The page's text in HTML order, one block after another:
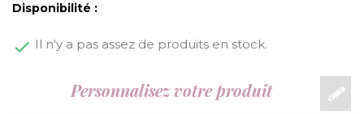
Disponibilité :
Il n'y a pas assez de produits en stock.
Personnalisez votre produit